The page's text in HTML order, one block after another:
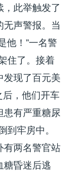
，此举触发了
无声警报。当
他！”一名警
住了。接着
发现了百元美
，他们开车
患有严重糖尿
到牢房中。
有两名警官站
糖昏迷后逃